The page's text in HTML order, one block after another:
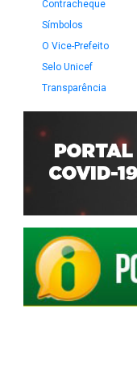
Contracheque
Símbolos
O Vice-Prefeito
Selo Unicef
Transparência